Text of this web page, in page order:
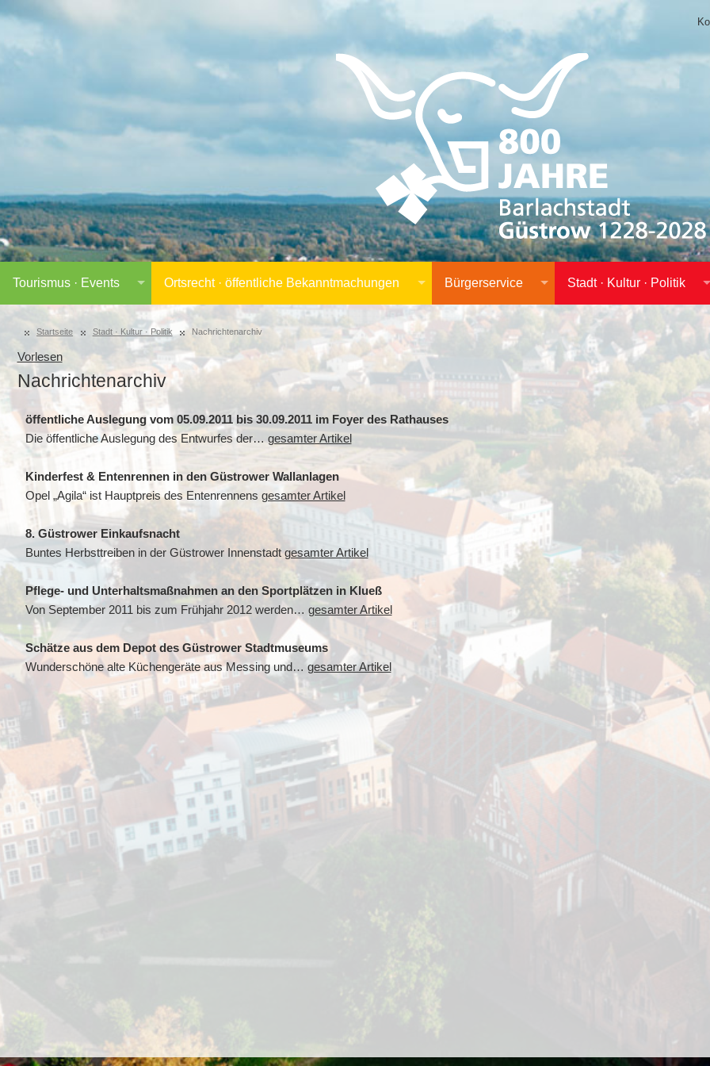
Tourismus · Events Ortsrecht · öffentliche Bekanntmachungen Bürgerservice Stadt · Kultur · Politik
Startseite Stadt · Kultur · Politik Nachrichtenarchiv
Vorlesen
Nachrichtenarchiv
öffentliche Auslegung vom 05.09.2011 bis 30.09.2011 im Foyer des Rathauses
Die öffentliche Auslegung des Entwurfes der… gesamter Artikel
Kinderfest & Entenrennen in den Güstrower Wallanlagen
Opel „Agila“ ist Hauptpreis des Entenrennens gesamter Artikel
8. Güstrower Einkaufsnacht
Buntes Herbsttreiben in der Güstrower Innenstadtgesamter Artikel
Pflege- und Unterhaltsmaßnahmen an den Sportplätzen in Klueß
Von September 2011 bis zum Frühjahr 2012 werden… gesamter Artikel
Schätze aus dem Depot des Güstrower Stadtmuseums
Wunderschöne alte Küchengeräte aus Messing und… gesamter Artikel